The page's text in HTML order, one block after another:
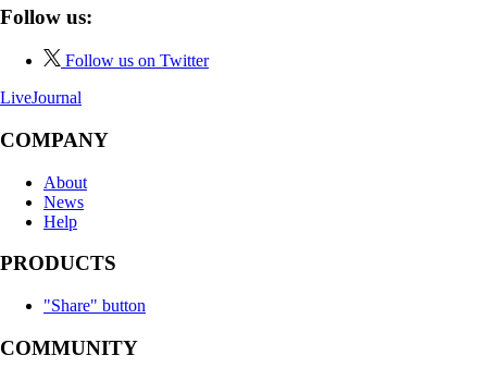
Follow us:
Follow us on Twitter
LiveJournal
COMPANY
About
News
Help
PRODUCTS
"Share" button
COMMUNITY